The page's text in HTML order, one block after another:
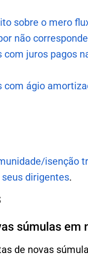
sobre o mero
não
juros pagos
com ágio
isenção
dirigentes.
súmulas em
de novas